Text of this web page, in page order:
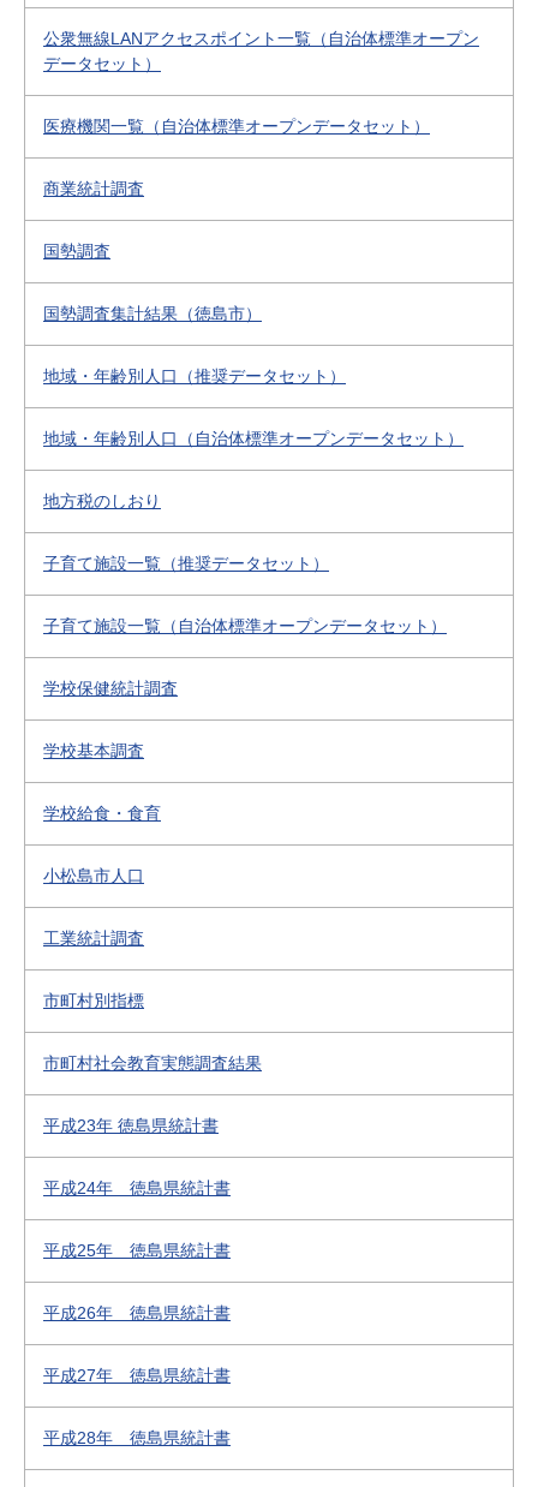
公衆無線LANアクセスポイント一覧（自治体標準オープン
データセット）
医療機関一覧（自治体標準オープンデータセット）
商業統計調査
国勢調査
国勢調査集計結果（徳島市）
地域・年齢別人口（推奨データセット）
地域・年齢別人口（自治体標準オープンデータセット）
地方税のしおり
子育て施設一覧（推奨データセット）
子育て施設一覧（自治体標準オープンデータセット）
学校保健統計調査
学校基本調査
学校給食・食育
小松島市人口
工業統計調査
市町村別指標
市町村社会教育実態調査結果
平成23年 徳島県統計書
平成24年 徳島県統計書
平成25年 徳島県統計書
平成26年 徳島県統計書
平成27年 徳島県統計書
平成28年 徳島県統計書